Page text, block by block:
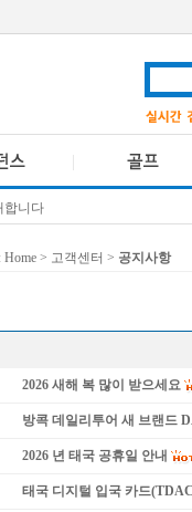
합니다
Home > 고객센터 > 공지사항
2026 새해 복 많이 받으세요
방콕 데일리투어 새 브랜드
2026 년 태국 공휴일 안내
태국 디지털 입국 카드